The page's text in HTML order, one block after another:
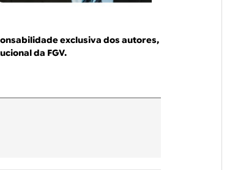
exclusiva dos autores,
da FGV.